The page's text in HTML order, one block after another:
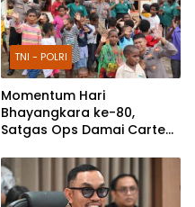
TNI - POLRI
Momentum Hari
Bhayangkara ke-80,
Satgas Ops Damai Cartenz
Masyarakat Lewat Bakti
Sosial